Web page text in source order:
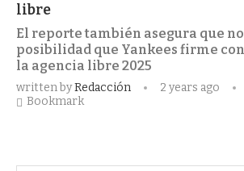
libre
El reporte también asegura que
posibilidad que Yankees firme con
la agencia libre 2025
written byRedacción 2 years ago
Bookmark